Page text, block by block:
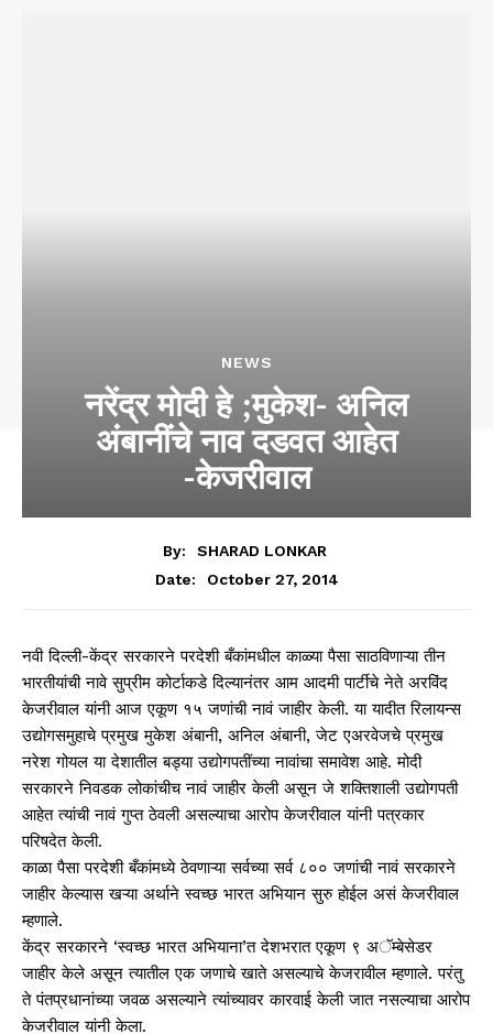
NEWS
नरेंद्र मोदी हे ;मुकेश- अनिल
अंबानींचे नाव दडवत आहेत
-केजरीवाल
By:
SHARAD LONKAR
Date:
October 27, 2014
नवी दिल्ली-केंद्र सरकारने परदेशी बँकांमधील काळ्या पैसा साठविणाऱ्या तीन
भारतीयांची नावे सुप्रीम कोर्टाकडे दिल्यानंतर आम आदमी पार्टीचे नेते अरविंद
केजरीवाल यांनी आज एकूण १५ जणांची नावं जाहीर केली. या यादीत रिलायन्स
उद्योगसमुहाचे प्रमुख मुकेश अंबानी, अनिल अंबानी, जेट एअरवेजचे प्रमुख
नरेश गोयल या देशातील बड्या उद्योगपतींच्या नावांचा समावेश आहे. मोदी
सरकारने निवडक लोकांचीच नावं जाहीर केली असून जे शक्तिशाली उद्योगपती
आहेत त्यांची नावं गुप्त ठेवली असल्याचा आरोप केजरीवाल यांनी पत्रकार
परिषदेत केली.
काळा पैसा परदेशी बँकांमध्ये ठेवणाऱ्या सर्वच्या सर्व ८०० जणांची नावं सरकारने
जाहीर केल्यास खऱ्या अर्थाने स्वच्छ भारत अभियान सुरु होईल असं केजरीवाल
म्हणाले.
केंद्र सरकारने ‘स्वच्छ भारत अभियाना’त देशभरात एकूण ९ अॅम्बेसेडर
जाहीर केले असून त्यातील एक जणाचे खाते असल्याचे केजरावील म्हणाले. परंतु
ते पंतप्रधानांच्या जवळ असल्याने त्यांच्यावर कारवाई केली जात नसल्याचा आरोप
केजरीवाल यांनी केला.